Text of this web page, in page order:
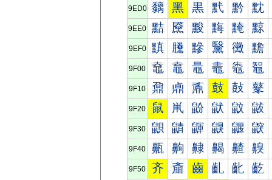
9ED0 黐 黑 黒 黓 黔 黕
9EE0 黠 黡 黢 黣 黤 黥
9EF0 黰 黱 黲 黳 黴 黵
9F00 鼀 鼁 鼂 鼃 鼄 鼅
9F10 鼐 鼑 鼒 鼓 鼔 鼕
9F20 鼠 鼡 鼢 鼣 鼤 鼥
9F30 鼰 鼱 鼲 鼳 鼴 鼵
9F40 齀 齁 齂 齃 齄 齅
9F50 齐 齑 齒 齓 齔 齕